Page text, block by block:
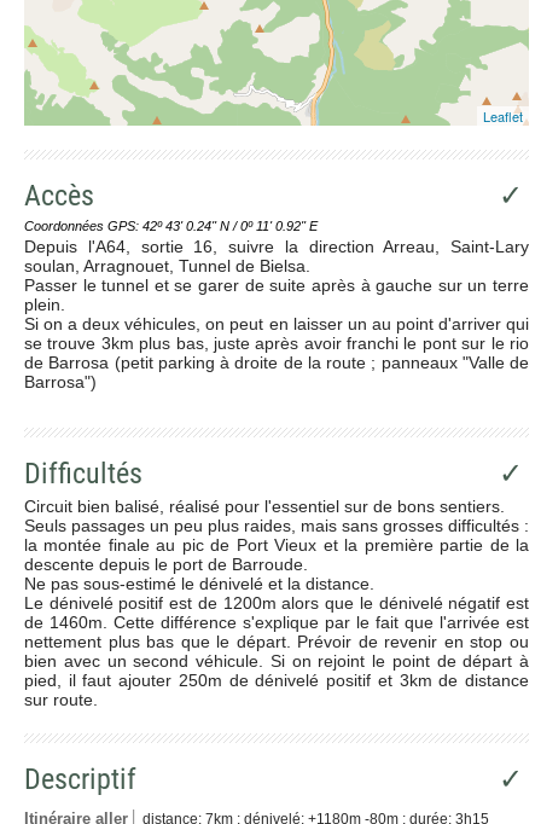
Leaflet
Accès ✓
Coordonnées GPS: 42º 43' 0.24'' N / 0º 11' 0.92'' E
Depuis l'A64, sortie 16, suivre la direction Arreau, Saint-Lary
soulan, Arragnouet, Tunnel de Bielsa.
Passer le tunnel et se garer de suite après à gauche sur un terre
plein.
Si on a deux véhicules, on peut en laisser un au point d'arriver qui
se trouve 3km plus bas, juste après avoir franchi le pont sur le rio
de Barrosa (petit parking à droite de la route ; panneaux "Valle de
Barrosa")
Difficultés ✓
Circuit bien balisé, réalisé pour l'essentiel sur de bons sentiers.
Seuls passages un peu plus raides, mais sans grosses difficultés :
la montée finale au pic de Port Vieux et la première partie de la
descente depuis le port de Barroude.
Ne pas sous-estimé le dénivelé et la distance.
Le dénivelé positif est de 1200m alors que le dénivelé négatif est
de 1460m. Cette différence s'explique par le fait que l'arrivée est
nettement plus bas que le départ. Prévoir de revenir en stop ou
bien avec un second véhicule. Si on rejoint le point de départ à
pied, il faut ajouter 250m de dénivelé positif et 3km de distance
sur route.
Descriptif ✓
Itinéraire aller distance: 7km ; dénivelé: +1180m -80m ; durée: 3h15